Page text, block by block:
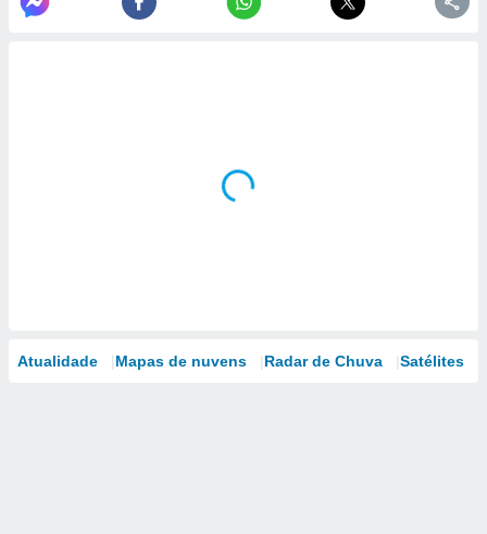
Atualidade Mapas de nuvens Radar de Chuva Satélites